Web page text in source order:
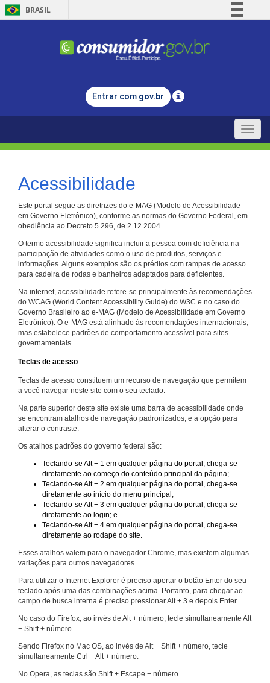
BRASIL
Comunica BR
Legislação
Entrar com gov.br
Toggle
Acessibilidade
Este portal segue as diretrizes do e-MAG (Modelo de Acessibilidade
em Governo Eletrônico), conforme as normas do Governo Federal, em
obediência ao Decreto 5.296, de 2.12.2004
O termo acessibilidade significa incluir a pessoa com deficiência na
participação de atividades como o uso de produtos, serviços e
informações. Alguns exemplos são os prédios com rampas de acesso
para cadeira de rodas e banheiros adaptados para deficientes.
Na internet, acessibilidade refere-se principalmente às recomendações
do WCAG (World Content Accessibility Guide) do W3C e no caso do
Governo Brasileiro ao e-MAG (Modelo de Acessibilidade em Governo
Eletrônico). O e-MAG está alinhado às recomendações internacionais,
mas estabelece padrões de comportamento acessível para sites
governamentais.
Teclas de acesso
Teclas de acesso constituem um recurso de navegação que permitem
a você navegar neste site com o seu teclado.
Na parte superior deste site existe uma barra de acessibilidade onde
se encontram atalhos de navegação padronizados, e a opção para
alterar o contraste.
Os atalhos padrões do governo federal são:
Teclando-se Alt + 1 em qualquer página do portal, chega-se
diretamente ao começo do conteúdo principal da página;
Teclando-se Alt + 2 em qualquer página do portal, chega-se
diretamente ao início do menu principal;
Teclando-se Alt + 3 em qualquer página do portal, chega-se
diretamente ao login; e
Teclando-se Alt + 4 em qualquer página do portal, chega-se
diretamente ao rodapé do site.
Esses atalhos valem para o navegador Chrome, mas existem algumas
variações para outros navegadores.
Para utilizar o Internet Explorer é preciso apertar o botão Enter do seu
teclado após uma das combinações acima. Portanto, para chegar ao
campo de busca interna é preciso pressionar Alt + 3 e depois Enter.
No caso do Firefox, ao invés de Alt + número, tecle simultaneamente Alt
+ Shift + número.
Sendo Firefox no Mac OS, ao invés de Alt + Shift + número, tecle
simultaneamente Ctrl + Alt + número.
No Opera, as teclas são Shift + Escape + número.